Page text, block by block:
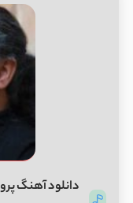
دانلود آهنگ